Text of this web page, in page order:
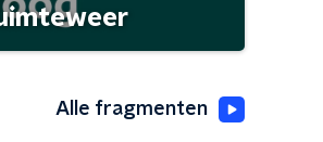
Alle fragmenten